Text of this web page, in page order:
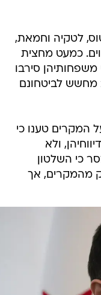
לטקיה וחמאת,
כמעט מחצית
משפחותיהן סירבו
מחשש לביטחונם
המקרים טענו כי
ולא
כי השלטון
מהמקרים, אך